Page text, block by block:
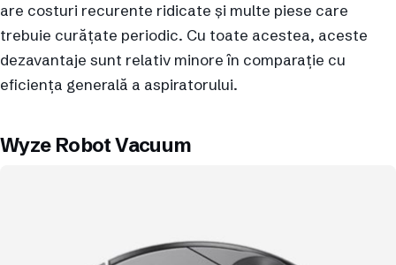
are costuri recurente ridicate și multe piese care
trebuie curățate periodic. Cu toate acestea, aceste
dezavantaje sunt relativ minore în comparație cu
eficiența generală a aspiratorului.
Wyze Robot Vacuum